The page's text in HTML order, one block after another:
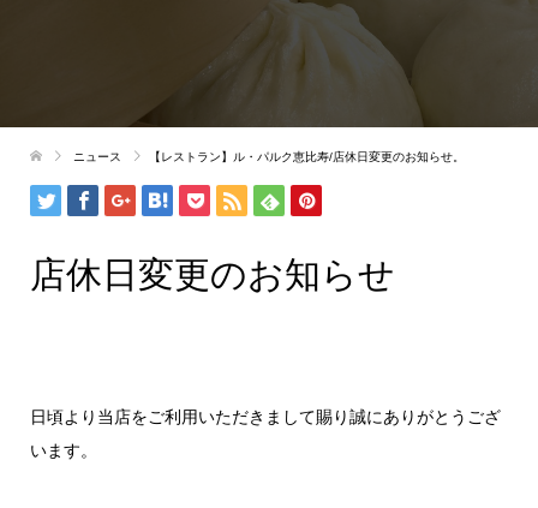
ニュース 【レストラン】ル・パルク恵比寿/店休日変更のお知らせ。
店休日変更のお知らせ
日頃より当店をご利用いただきまして賜り誠にありがとうござ
います。